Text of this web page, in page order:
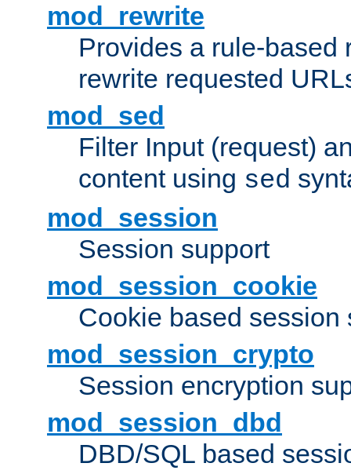
mod_rewrite
Provides a rule-based
rewrite requested
mod_sed
Filter Input (request)
content using sed
mod_session
Session support
mod_session_cookie
Cookie based session
mod_session_crypto
Session encryption
mod_session_dbd
DBD/SQL based